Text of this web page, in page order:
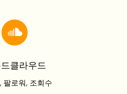
클라우드
팔로워, 조회수